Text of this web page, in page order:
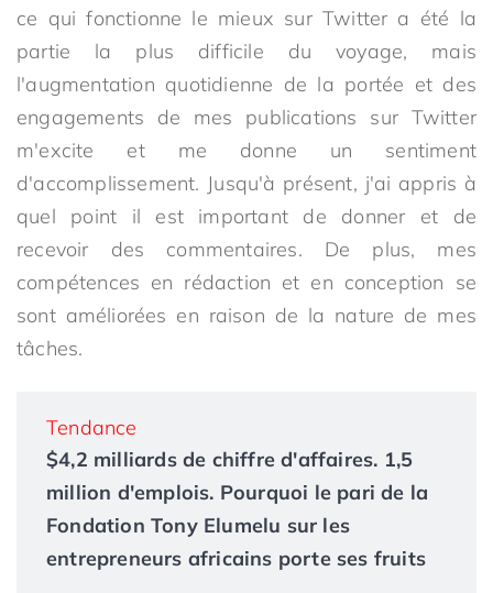
ce qui fonctionne le mieux sur Twitter a été la
partie la plus difficile du voyage, mais
l'augmentation quotidienne de la portée et des
engagements de mes publications sur Twitter
m'excite et me donne un sentiment
d'accomplissement. Jusqu'à présent, j'ai appris à
quel point il est important de donner et de
recevoir des commentaires. De plus, mes
compétences en rédaction et en conception se
sont améliorées en raison de la nature de mes
tâches.
Tendance
$4,2 milliards de chiffre d'affaires. 1,5
million d'emplois. Pourquoi le pari de la
Fondation Tony Elumelu sur les
entrepreneurs africains porte ses fruits